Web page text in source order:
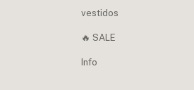
vestidos
🔥 SALE
Info